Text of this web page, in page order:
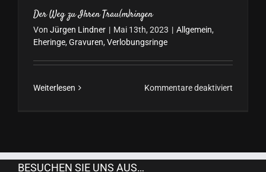
Der Weg zu Ihren Trau(m)ringen
Von Jürgen Lindner | Mai 13th, 2023 | Allgemein,
Eheringe, Gravuren, Verlobungsringe
Weiterlesen Kommentare deaktiviert
BESUCHEN SIE UNS AUS…